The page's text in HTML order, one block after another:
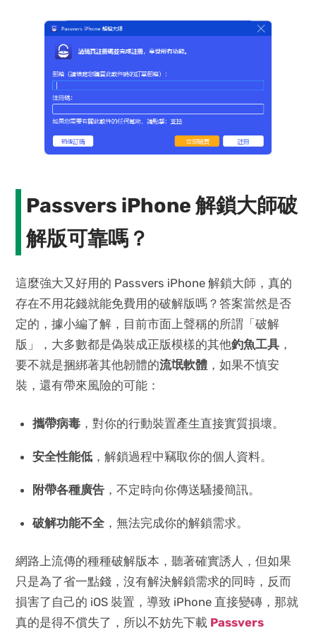
Passvers iPhone 解鎖大師破
解版可靠嗎？
這麼強大又好用的 Passvers iPhone 解鎖大師，真的
存在不用花錢就能免費用的破解版嗎？答案當然是否
定的，據小編了解，目前市面上聲稱的所謂「破解
版」，大多數都是偽裝成正版模樣的其他釣魚工具 ，
要不就是捆綁著其他韌體的流氓軟體 ，如果不慎安
裝，還有帶來風險的可能：
攜帶病毒 ，對你的行動裝置產生直接實質損壞。
安全性能低 ，解鎖過程中竊取你的個人資料。
附帶各種廣告 ，不定時向你傳送騷擾簡訊。
破解功能不全 ，無法完成你的解鎖需求。
網路上流傳的種種破解版本，聽著確實誘人，但如果
只是為了省一點錢，沒有解決解鎖需求的同時，反而
損害了自己的 iOS 裝置，導致 iPhone 直接變磚，那就
真的是得不償失了，所以不妨先下載 Passvers